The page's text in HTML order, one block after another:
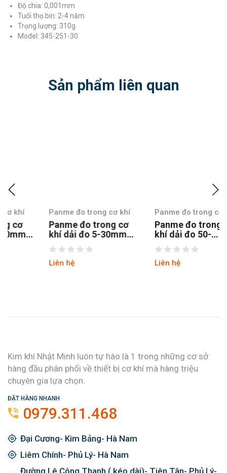
Độ chia: 0,001mm
Tuổi thọ bin: 2-4 năm
Trọng lượng: 310g
Model: 345-251-30
Sản phẩm liên quan
Panme đo trong cơ khí
Panme đo trong cơ
khí dải đo 5-30mm
Mitutoyo 145-185
Panme đo trong cơ khí
Panme đo trong cơ
khí dải đo 50-
1.500mm Mitutoyo
Kim khí Nhật Minh luôn tự hào là 1 trong những cơ sở
hàng đầu phân phối về thiết bị cơ khí mà hàng triệu
chuyên gia lựa chọn.
ĐẶT HÀNG NHANH
0979.311.468
Đại Cương- Kim Bảng- Hà Nam
Liêm Chính- Phủ Lý- Hà Nam
Đường Lê Công Thanh ( kéo dài)- Tiên Tân- Phủ Lý-